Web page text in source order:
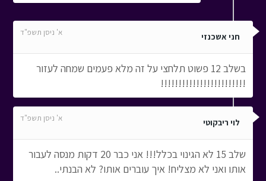
חני אשכנזי א' ניסן תשפ"ד
בשלב 12 פשוט תלחצי על זה מלא פעמים שמחה לעזור
!!!!!!!!!!!!!!!!!!!!!!!!
לוי ריבקוטי א' ניסן תשפ"ד
שלב 15 לא הגינוי בכלל!!! אני כבר 20 דקות מנסה לעבור
אותו ואני לא מצליח! איך עוברים אותו? לא הבנתי..